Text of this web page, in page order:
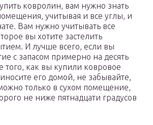
ковролин, вам нужно знать
учитывая и все углы, и
Вам нужно учитывать все
вы хотите застелить
И лучше всего, если вы
с запасом примерно на десять
того, как вы купили ковровое
его домой, не забывайте,
только в сухом помещение,
не ниже пятнадцати градусов